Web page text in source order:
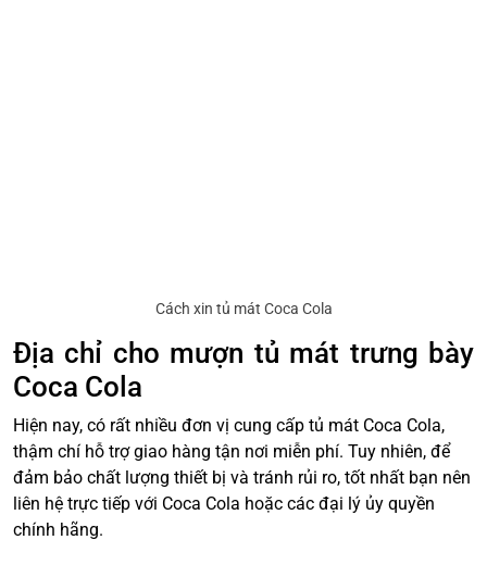
Cách xin tủ mát Coca Cola
Địa chỉ cho mượn tủ mát trưng bày
Coca Cola
Hiện nay, có rất nhiều đơn vị cung cấp tủ mát Coca Cola,
thậm chí hỗ trợ giao hàng tận nơi miễn phí. Tuy nhiên, để
đảm bảo chất lượng thiết bị và tránh rủi ro, tốt nhất bạn nên
liên hệ trực tiếp với Coca Cola hoặc các đại lý ủy quyền
chính hãng.